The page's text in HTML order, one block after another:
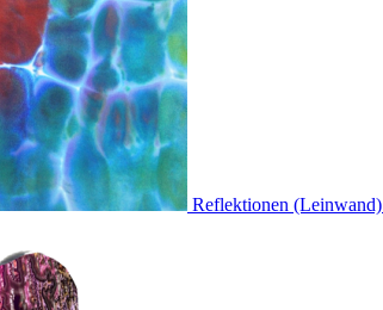
Reflektionen (Leinwand)